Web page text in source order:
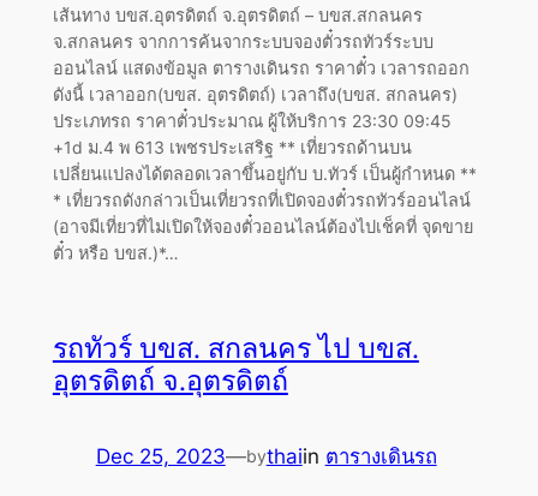
เส้นทาง บขส.อุตรดิตถ์ จ.อุตรดิตถ์ – บขส.สกลนคร
จ.สกลนคร จากการค้นจากระบบจองตั๋วรถทัวร์ระบบ
ออนไลน์ แสดงข้อมูล ตารางเดินรถ ราคาตั๋ว เวลารถออก
ดังนี้ เวลาออก(บขส. อุตรดิตถ์) เวลาถึง(บขส. สกลนคร)
ประเภทรถ ราคาตั๋วประมาณ ผู้ให้บริการ 23:30 09:45
+1d ม.4 พ 613 เพชรประเสริฐ ** เที่ยวรถด้านบน
เปลี่ยนแปลงได้ตลอดเวลาขึ้นอยู่กับ บ.ทัวร์ เป็นผู้กำหนด **
* เที่ยวรถดังกล่าวเป็นเที่ยวรถที่เปิดจองตั๋วรถทัวร์ออนไลน์
(อาจมีเที่ยวที่ไม่เปิดให้จองตั๋วออนไลน์ต้องไปเช็คที่ จุดขาย
ตั๋ว หรือ บขส.)*…
รถทัวร์ บขส. สกลนคร ไป บขส.
อุตรดิตถ์ จ.อุตรดิตถ์
Dec 25, 2023—bythaiin ตารางเดินรถ